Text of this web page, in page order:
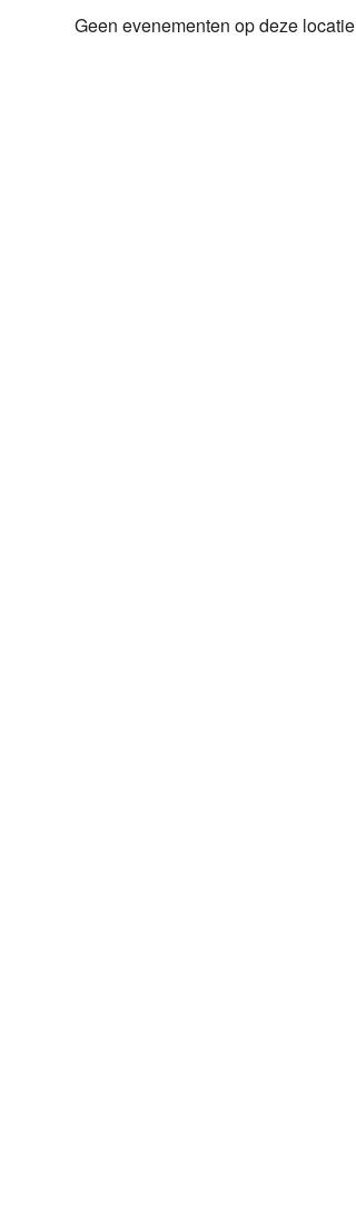
Geen evenementen op deze locatie